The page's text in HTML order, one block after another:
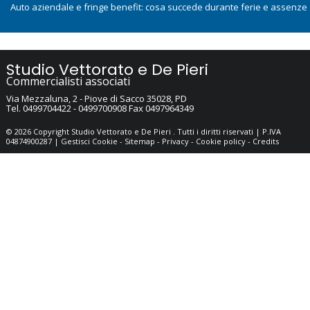
Auto aziendale e fringe benefit: cosa succede durante ferie e assenze
Studio Vettorato e De Pieri
Commercialisti associati
Via Mezzaluna, 2 -Piove di Sacco 35028,PD
Tel. 0499704422 - 0499700908Fax0497964349
© 2026 Copyright Studio Vettorato e De Pieri . Tutti i diritti riservati | P.IVA
04874900287 | Gestisci Cookie - Sitemap - Privacy- Cookie policy- Credits